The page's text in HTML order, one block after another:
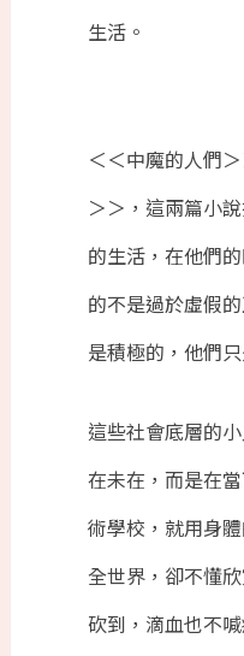
生活。
＜＜中魔的人們
＞＞，這兩篇小
的生活，在他們
的不是過於虛假
是積極的，他們
這些社會底層的
在未在，而是在
術學校，就用身
全世界，卻不懂
砍到，滴血也不